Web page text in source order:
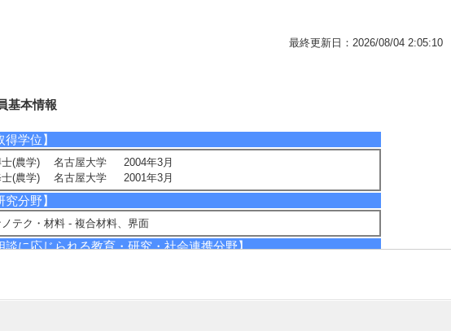
最終更新日：2026/08/04 2:05:10
基本情報
得学位】
士(農学) 名古屋大学 2004年3月
士(農学) 名古屋大学 2001年3月
究分野】
テク・材料 - 複合材料、界面
談に応じられる教育・研究・社会連携分野】
材料の耐久性能評価